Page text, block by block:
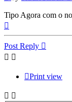
Tipo Agora com o
Post Reply
Print view